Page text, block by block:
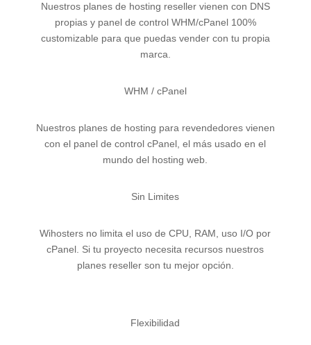
Nuestros planes de hosting reseller vienen con DNS
propias y panel de control WHM/cPanel 100%
customizable para que puedas vender con tu propia
marca.
WHM / cPanel
Nuestros planes de hosting para revendedores vienen
con el panel de control cPanel, el más usado en el
mundo del hosting web.
Sin Limites
Wihosters no limita el uso de CPU, RAM, uso I/O por
cPanel. Si tu proyecto necesita recursos nuestros
planes reseller son tu mejor opción.
Flexibilidad